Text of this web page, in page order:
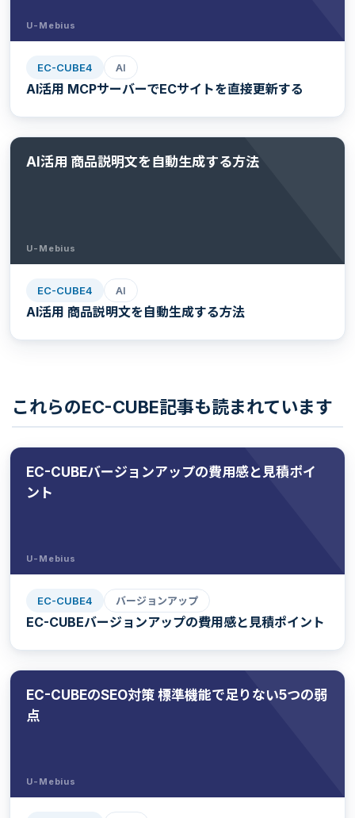
U-Mebius
EC-CUBE4 AI
AI活用 MCPサーバーでECサイトを直接更新する
AI活用 商品説明文を自動生成する方法
U-Mebius
EC-CUBE4 AI
AI活用 商品説明文を自動生成する方法
これらのEC-CUBE記事も読まれています
EC-CUBEバージョンアップの費用感と見積ポイ
ント
U-Mebius
EC-CUBE4 バージョンアップ
EC-CUBEバージョンアップの費用感と見積ポイント
EC-CUBEのSEO対策 標準機能で足りない5つの弱
点
U-Mebius